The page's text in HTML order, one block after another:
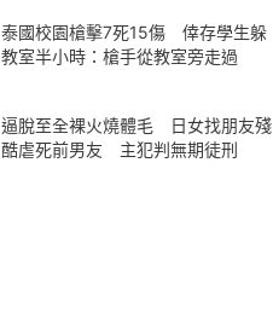
泰國校園槍擊7死15傷 倖存學生躲
教室半小時：槍手從教室旁走過
逼脫至全裸火燒體毛 日女找朋友殘
酷虐死前男友 主犯判無期徒刑